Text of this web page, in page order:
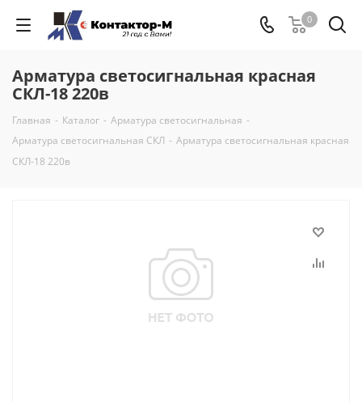
0
Арматура светосигнальная красная
СКЛ-18 220в
Главная - Каталог - Арматура светосигнальная -
Арматура светосигнальная СКЛ - Арматура светосигнальная красная
СКЛ-18 220в